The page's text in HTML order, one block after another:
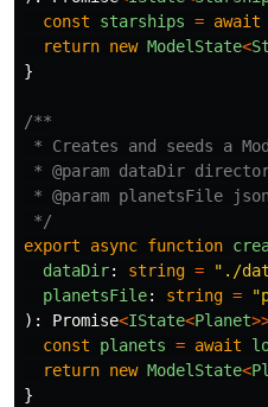
const
starships = await
return new ModelState<
}
/**
* Creates and seeds a
* @param dataDir
* @param planetsFile
*/
export
async function
dataDir: string = " ./
planetsFile: string = "
):
Promise<IState<Planet
const
planets = await
return new ModelState<
}